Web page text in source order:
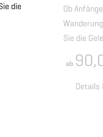
die
Ob
Sie die
Details
ab